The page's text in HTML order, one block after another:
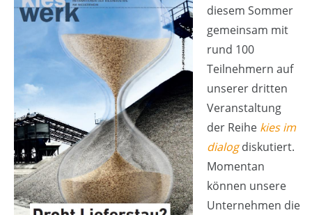
diesem Sommer
gemeinsam mit
rund 100
Teilnehmern auf
unserer dritten
Veranstaltung
der Reihe kies im
dialogdiskutiert.
Momentan
können unsere
Unternehmen die